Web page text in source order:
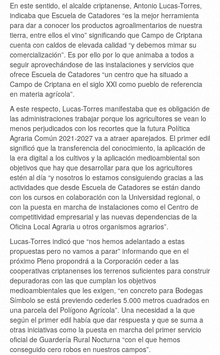
En este sentido, el alcalde criptanense, Antonio Lucas-Torres,
indicaba que Escuela de Catadores “es la mejor herramienta
para dar a conocer los productos agroalimentarios de nuestra
tierra, entre ellos el vino” significando que Campo de Criptana
cuenta con caldos de elevada calidad “y debemos mimar su
comercialización”. Es por ello por lo que animaba a todos a
seguir aprovechándose de las instalaciones y servicios que
ofrece Escuela de Catadores “un centro que ha situado a
Campo de Criptana en el siglo XXI como pueblo de referencia
en materia agrícola”.
A este respecto, Lucas-Torres manifestaba que es obligación de
las administraciones trabajar porque los agricultores se vean lo
menos perjudicados con los recortes que la futura Política
Agraria Común 2021-2027 va a atraer aparejados. El primer edil
significó que la transferencia del conocimiento, la aplicación de
la era digital a los cultivos y la aplicación medioambiental son
objetivos que hay que desarrollar para que los agricultores
estén al día “y nosotros lo estamos consiguiendo gracias a las
actividades que desde Escuela de Catadores se están dando
con los cursos en colaboración con la Universidad regional, o
con la puesta en marcha de instalaciones como el Centro de
competitividad empresarial y las nuevas dependencias de la
Oficina Local Agraria u otros organismos agrarios”.
Lucas-Torres indicó que “nos hemos adelantado a estas
propuestas pero no vamos a parar” informando que en el
próximo Pleno propondrá a la Corporación ceder a las
cooperativas criptanenses los terrenos suficientes para construir
depuradoras con las que cumplan los objetivos
medioambientales que les exigen, “en concreto para Bodegas
Símbolo se está previendo cederles 5.000 metros cuadrados en
una parcela del Polígono Agrícola”. Una necesidad a la que
según el primer edil había que dar respuesta y que se suma a
otras iniciativas como la puesta en marcha del primer servicio
oficial de Guardería Rural Nocturna “con el que hemos
conseguido cero robos en nuestros campos”.